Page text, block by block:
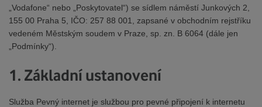
„Vodafone“ nebo „Poskytovatel“) se sídlem náměstí Junkových 2,
155 00 Praha 5, IČO: 257 88 001, zapsané v obchodním rejstříku
vedeném Městským soudem v Praze, sp. zn. B 6064 (dále jen
„Podmínky“).
1. Základní ustanovení
Služba Pevný internet je službou pro pevné připojení k internetu